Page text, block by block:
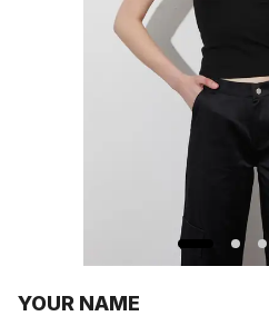
YOUR NAME